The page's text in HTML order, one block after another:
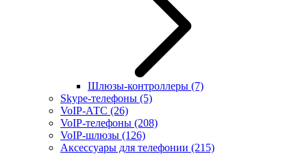
Шлюзы-контроллеры (7)
Skype-телефоны (5)
VoIP-АТС (26)
VoIP-телефоны (208)
VoIP-шлюзы (126)
Аксессуары для телефонии (215)